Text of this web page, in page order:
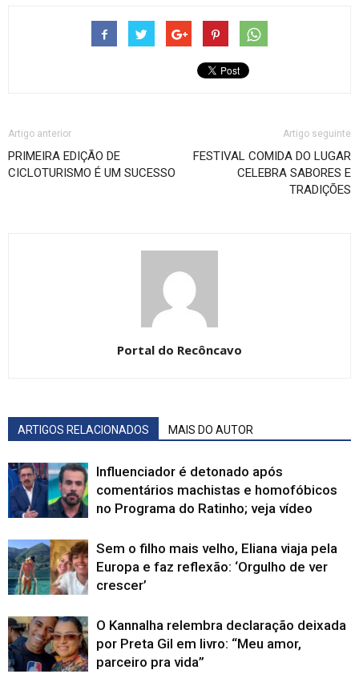
Artigo anterior
PRIMEIRA EDIÇÃO DE
CICLOTURISMO É UM SUCESSO
Artigo seguinte
FESTIVAL COMIDA DO LUGAR
CELEBRA SABORES E
TRADIÇÕES
Portal do Recôncavo
ARTIGOS RELACIONADOS MAIS DO AUTOR
Influenciador é detonado após
comentários machistas e homofóbicos
no Programa do Ratinho; veja vídeo
Sem o filho mais velho, Eliana viaja pela
Europa e faz reflexão: ‘Orgulho de ver
crescer’
O Kannalha relembra declaração deixada
por Preta Gil em livro: “Meu amor,
parceiro pra vida”